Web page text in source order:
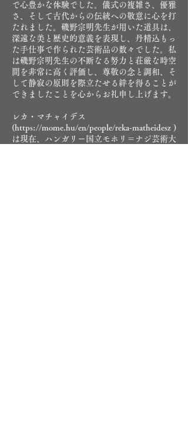
で心豊かな体験でした。儀式の複雑さ、優雅
さ、そして古代からの伝統への敬意に心を打
たれました。磯野宗明先生が用いた道具は、
深遠な美と歴史的意義を表現し、丹精込もっ
た手仕事で作られた芸術品の数々でした。私
は磯野宗明先生の不断なる努力と荘厳な時空
間を非常に高く評価し、尊敬の念と調和、そ
して静寂の原則を際立たせる絆を得ることが
できましたことを心からお礼申し上げます。
レカ・マチャイデス
(https://mome.hu/en/people/reka-matheidesz )
は現在、ハンガリー国立モホリ＝ナジ芸術大